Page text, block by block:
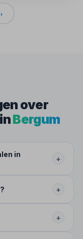
over
Bergum
in
+
+
+